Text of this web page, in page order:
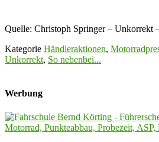
Quelle: Christoph Springer – Unkorrekt
Kategorie Händleraktionen,
Unkorrekt, So nebenbei...
Werbung